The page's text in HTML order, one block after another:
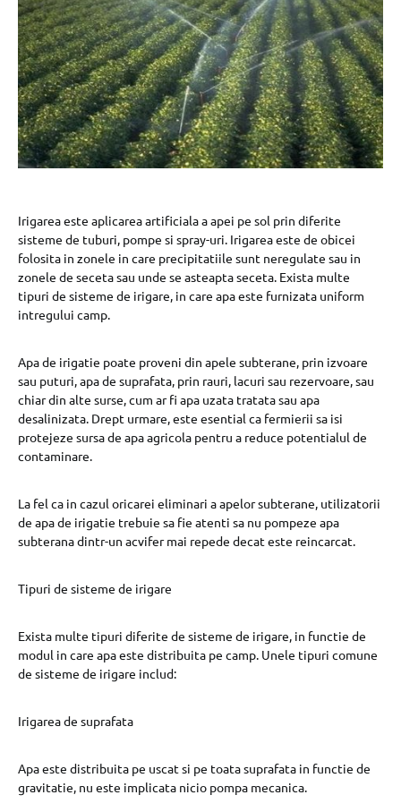
Irigarea este aplicarea artificiala a apei pe sol prin diferite
sisteme de tuburi, pompe si spray-uri. Irigarea este de obicei
folosita in zonele in care precipitatiile sunt neregulate sau in
zonele de seceta sau unde se asteapta seceta. Exista multe
tipuri de sisteme de irigare, in care apa este furnizata uniform
intregului camp.
Apa de irigatie poate proveni din apele subterane, prin izvoare
sau puturi, apa de suprafata, prin rauri, lacuri sau rezervoare, sau
chiar din alte surse, cum ar fi apa uzata tratata sau apa
desalinizata. Drept urmare, este esential ca fermierii sa isi
protejeze sursa de apa agricola pentru a reduce potentialul de
contaminare.
La fel ca in cazul oricarei eliminari a apelor subterane, utilizatorii
de apa de irigatie trebuie sa fie atenti sa nu pompeze apa
subterana dintr-un acvifer mai repede decat este reincarcat.
Tipuri de sisteme de irigare
Exista multe tipuri diferite de sisteme de irigare, in functie de
modul in care apa este distribuita pe camp. Unele tipuri comune
de sisteme de irigare includ:
Irigarea de suprafata
Apa este distribuita pe uscat si pe toata suprafata in functie de
gravitatie, nu este implicata nicio pompa mecanica.